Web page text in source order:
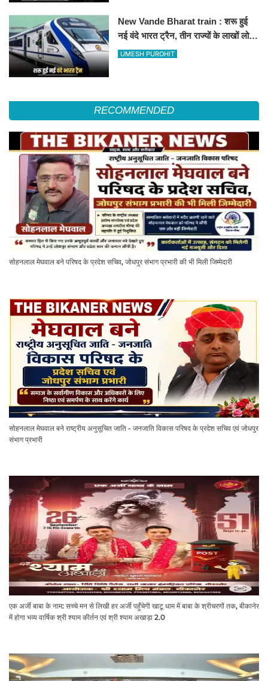
New Vande Bharat train : शरू हुई
नई वंदे भारत ट्रैन, तीन राज्यों के लाखों लोगों
का सफर होगा आसान, देखें पूरा रूटमैप
UMESH PUROHIT
RECOMMENDED
सोहनलाल मेघवाल बने परिषद के प्रदेश सचिव, जोधपुर संभाग प्रभारी की भी मिली जिम्मेदारी
सोहनलाल मेघवाल बने राष्ट्रीय अनुसूचित जाति - जनजाति विकास परिषद के प्रदेश सचिव एवं जोधपुर
संभाग प्रभारी
एक अर्जी बाबा के नाम: सच्चे मन से लिखी हर अर्जी पहुँचेगी खाटू धाम में बाबा के श्रीचरणों तक, बीकानेर
में होगा भव्य वार्षिक श्री श्याम कीर्तन एवं श्री श्याम अखाड़ा 2.0